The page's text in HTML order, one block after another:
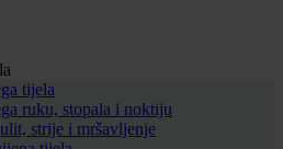
tijela
ruku, stopala i noktiju
strije i mršavljenje